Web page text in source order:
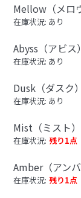
Mellow（メロ
在庫状況: あり
Abyss（アビス）
在庫状況: あり
Dusk（ダスク）
在庫状況: あり
Mist（ミスト）
在庫状況: 残り1点
Amber（アンバ
在庫状況: 残り1点